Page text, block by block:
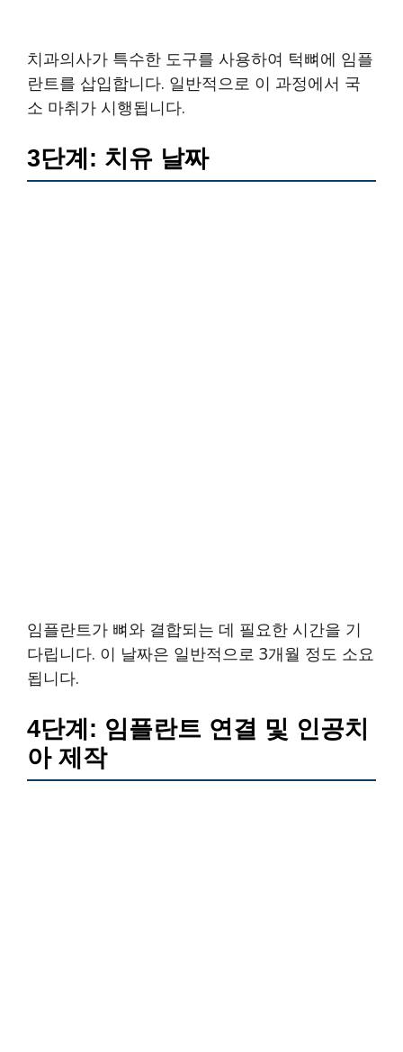
치과의사가 특수한 도구를 사용하여 턱뼈에 임플
란트를 삽입합니다. 일반적으로 이 과정에서 국
소 마취가 시행됩니다.
3단계: 치유 날짜
임플란트가 뼈와 결합되는 데 필요한 시간을 기
다립니다. 이 날짜은 일반적으로 3개월 정도 소요
됩니다.
4단계: 임플란트 연결 및 인공치
아 제작